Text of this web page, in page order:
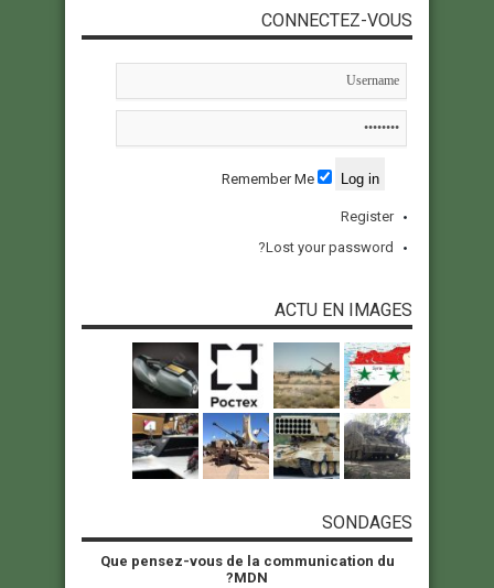
CONNECTEZ-VOUS
Register
Lost your password?
ACTU EN IMAGES
SONDAGES
Que pensez-vous de la communication du
MDN?